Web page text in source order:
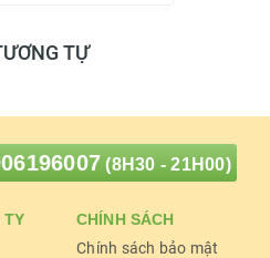
TỰ
(8H30 - 21H00)
TY
CHÍNH SÁCH
Chính sách bảo mật